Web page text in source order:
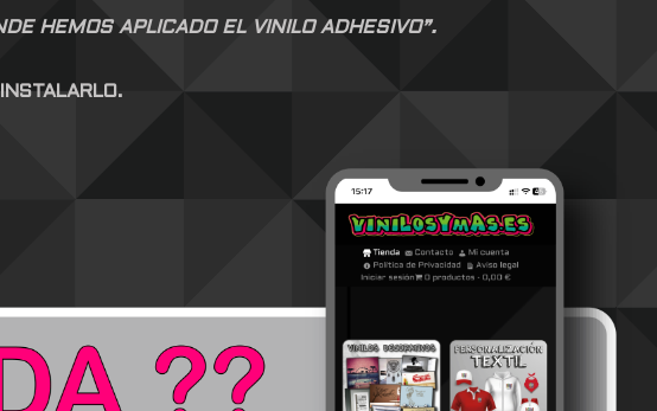
HEMOS APLICADO EL VINILO ADHESIVO”.